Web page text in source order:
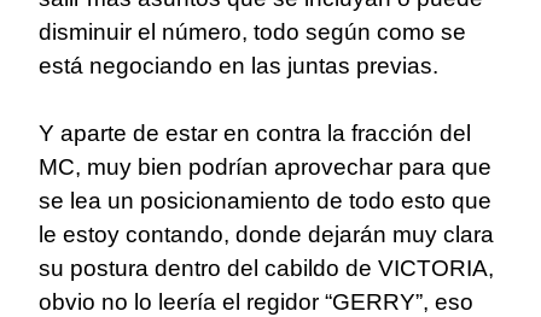
disminuir el número, todo según como se
está negociando en las juntas previas.
Y aparte de estar en contra la fracción del
MC, muy bien podrían aprovechar para que
se lea un posicionamiento de todo esto que
le estoy contando, donde dejarán muy clara
su postura dentro del cabildo de VICTORIA,
obvio no lo leería el regidor “GERRY”, eso